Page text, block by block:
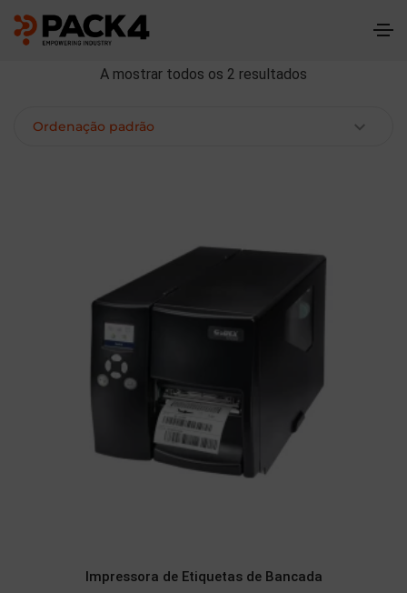
A mostrar todos os 2 resultados
Impressora de Etiquetas de Bancada